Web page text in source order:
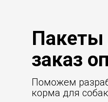
Пакеты
заказ
Поможем
корма для